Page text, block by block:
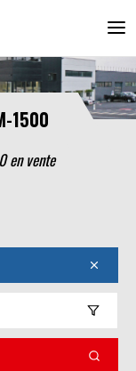
1500
en vente